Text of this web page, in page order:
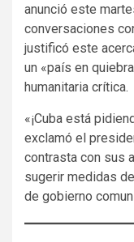
anunció este
conversaciones
justificó este
un «país en
humanitaria crítica.
«¡Cuba está
exclamó el
contrasta con sus
sugerir medidas
de gobierno